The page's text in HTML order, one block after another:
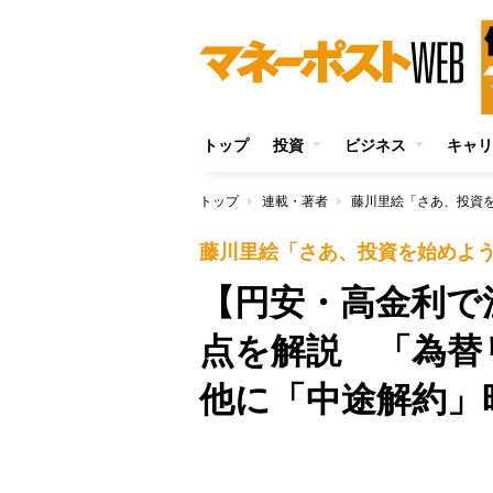
トップ 投資 ビジネス キャ
トップ 連載・著者 藤川里絵「さあ、投資
藤川里絵「さあ、投資を始めよう
【円安・高金利
点を解説 「為替
他に「中途解約